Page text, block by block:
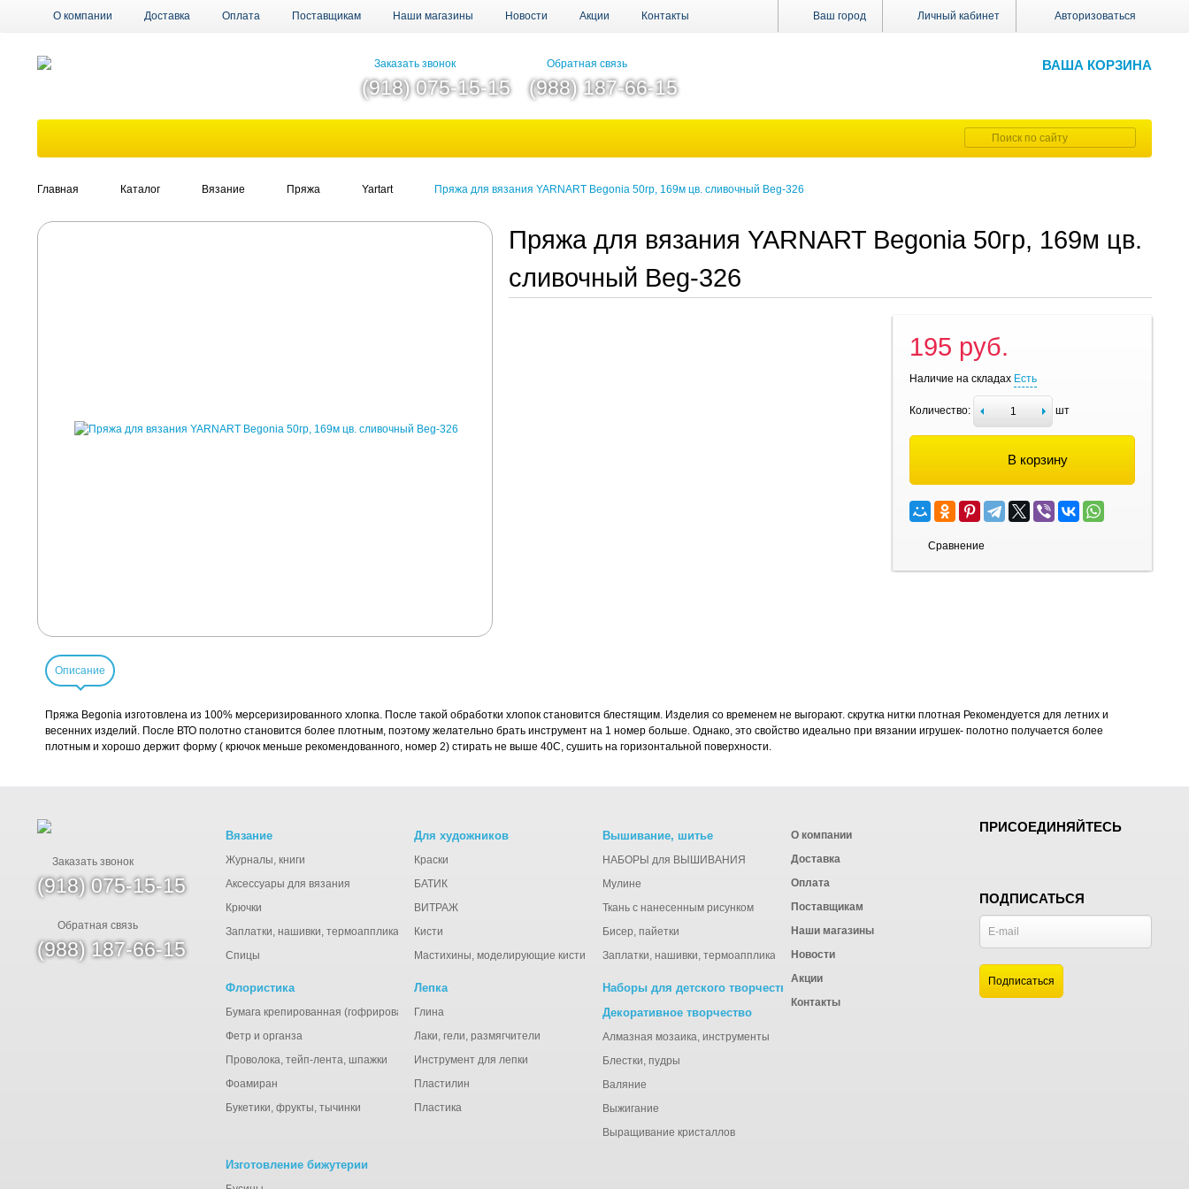
Ваш город Личный кабинет Авторизоваться
О компании Доставка Оплата Поставщикам Наши магазины Новости Акции Контакты
ВАША КОРЗИНА
Заказать звонок
(918) 075-15-15
Обратная связь
(988) 187-66-15
Главная Каталог Вязание Пряжа Yartart Пряжа для вязания YARNART Begonia 50гр, 169м цв. сливочный Beg-326
Пряжа для вязания YARNART Begonia 50гр, 169м цв.
сливочный Beg-326
195 руб.
Наличие на складах Есть
Количество: шт
В корзину
Сравнение
Описание
Пряжа Begonia изготовлена из 100% мерсеризированного хлопка. После такой обработки хлопок становится блестящим. Изделия со временем не выгорают. скрутка нитки плотная Рекомендуется для летних и
весенних изделий. После ВТО полотно становится более плотным, поэтому желательно брать инструмент на 1 номер больше. Однако, это свойство идеально при вязании игрушек- полотно получается более
плотным и хорошо держит форму ( крючок меньше рекомендованного, номер 2) стирать не выше 40С, сушить на горизонтальной поверхности.
Заказать звонок
(918) 075-15-15
Обратная связь
(988) 187-66-15
Вязание
Журналы, книги
Аксессуары для вязания
Крючки
Заплатки, нашивки, термоаппликации
Спицы
Для художников
Краски
БАТИК
ВИТРАЖ
Кисти
Мастихины, моделирующие кисти
Вышивание, шитье
НАБОРЫ для ВЫШИВАНИЯ
Мулине
Ткань с нанесенным рисунком
Бисер, пайетки
Заплатки, нашивки, термоаппликации
Флористика
Бумага крепированная (гофрированная), тишью
Фетр и органза
Проволока, тейп-лента, шпажки
Фоамиран
Букетики, фрукты, тычинки
Лепка
Глина
Лаки, гели, размягчители
Инструмент для лепки
Пластилин
Пластика
Наборы для детского творчества
Декоративное творчество
Алмазная мозаика, инструменты
Блестки, пудры
Валяние
Выжигание
Выращивание кристаллов
Изготовление бижутерии
О компании
Доставка
Оплата
Поставщикам
Наши магазины
Новости
Акции
Контакты
ПРИСОЕДИНЯЙТЕСЬ
ПОДПИСАТЬСЯ